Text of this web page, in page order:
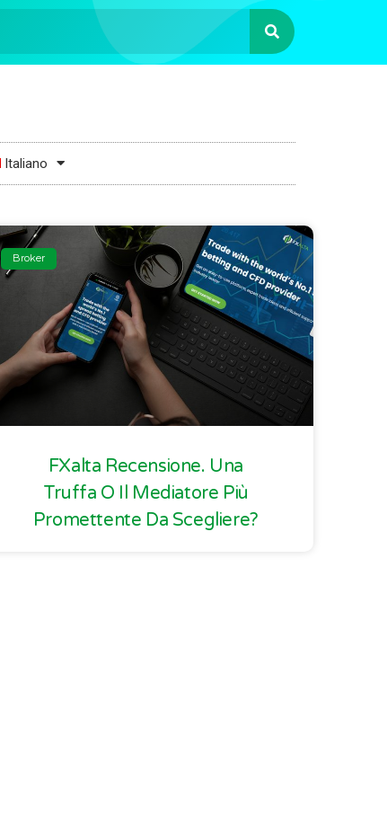
Italiano
Broker
FXalta Recensione. Una
Truffa O Il Mediatore Più
Promettente Da Scegliere?